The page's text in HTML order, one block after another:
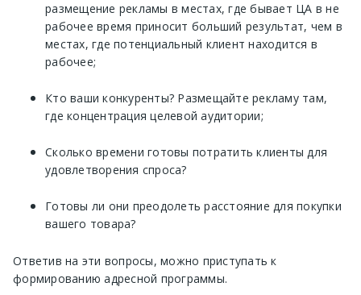
размещение рекламы в местах, где бывает ЦА в не
рабочее время приносит больший результат, чем в
местах, где потенциальный клиент находится в
рабочее;
Кто ваши конкуренты? Размещайте рекламу там,
где концентрация целевой аудитории;
Сколько времени готовы потратить клиенты для
удовлетворения спроса?
Готовы ли они преодолеть расстояние для покупки
вашего товара?
Ответив на эти вопросы, можно приступать к
формированию адресной программы.